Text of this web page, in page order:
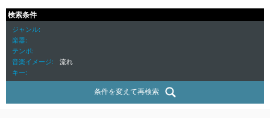
検索条件
ジャンル
楽器
テンポ
音楽イメージ
流れ
キー
条件を変えて再検索